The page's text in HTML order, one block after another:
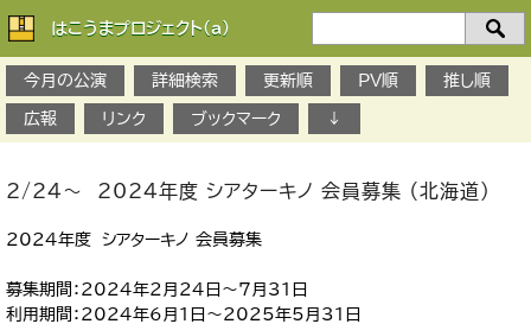
はこうまプロジェクト(a)
今月の公演
詳細検索 更新順 PV順 推し順
広報 リンク ブックマーク ↓
2/24～ 2024年度 シアターキノ 会員募集 （北海道）
2024年度 シアターキノ 会員募集
募集期間：2024年2月24日～7月31日
利用期間：2024年6月1日～2025年5月31日